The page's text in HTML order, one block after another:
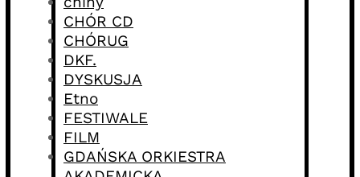
CHÓR CD
CHÓRUG
DKF.
DYSKUSJA
Etno
FESTIWALE
FILM
GDAŃSKA ORKIESTRA